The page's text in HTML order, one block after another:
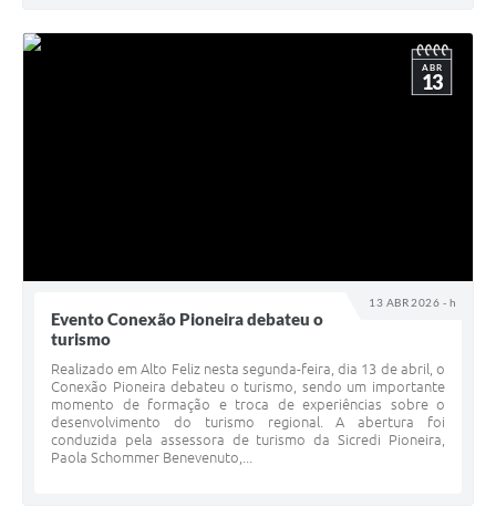
13 ABR 2026 - h
ABR
13
Evento Conexão Pioneira debateu o
turismo
Realizado em Alto Feliz nesta segunda-feira, dia 13 de abril, o
Conexão Pioneira debateu o turismo, sendo um importante
momento de formação e troca de experiências sobre o
desenvolvimento do turismo regional. A abertura foi
conduzida pela assessora de turismo da Sicredi Pioneira,
Paola Schommer Benevenuto,...